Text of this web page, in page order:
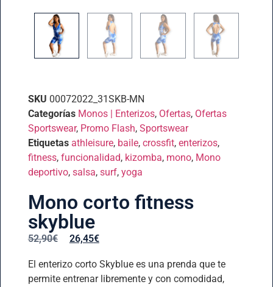
SKU 00072022_31SKB-MN
Categorías Monos | Enterizos, Ofertas, Ofertas
Sportswear, Promo Flash, Sportswear
Etiquetas athleisure, baile, crossfit, enterizos,
fitness, funcionalidad, kizomba, mono, Mono
deportivo, salsa, surf, yoga
Mono corto fitness
skyblue
52,90€ 26,45€
El enterizo corto Skyblue es una prenda que te
permite entrenar libremente y con comodidad,